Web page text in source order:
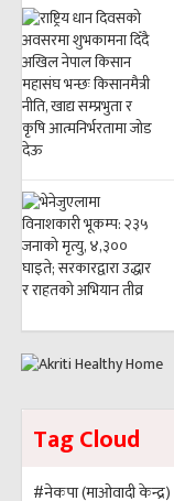
Tag Cloud
#नेकपा (माओवादी केन्द्र)